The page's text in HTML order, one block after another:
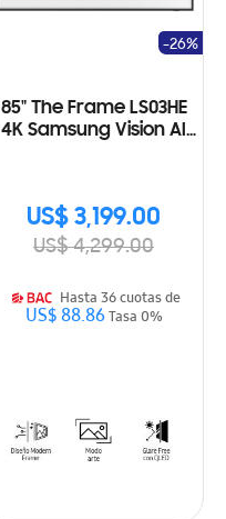
85" The Frame LS03HE
4K Samsung Vision AI
US$ 3,199.00
US$ 4,299.00
-26%
Hasta 36 cuotas de
US$ 88.86Tasa 0%